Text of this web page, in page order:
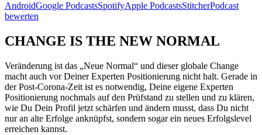
AndroidGoogle PodcastsSpotifyApple PodcastsStitcherPodcast
bewerten
CHANGE IS THE NEW NORMAL
Veränderung ist das „Neue Normal“ und dieser globale Change
macht auch vor Deiner Experten Positionierung nicht halt. Gerade in
der Post-Corona-Zeit ist es notwendig, Deine eigene Experten
Positionierung nochmals auf den Prüfstand zu stellen und zu klären,
wie Du Dein Profil jetzt schärfen und ändern musst, dass Du nicht
nur an alte Erfolge anknüpfst, sondern sogar ein neues Erfolgslevel
erreichen kannst.